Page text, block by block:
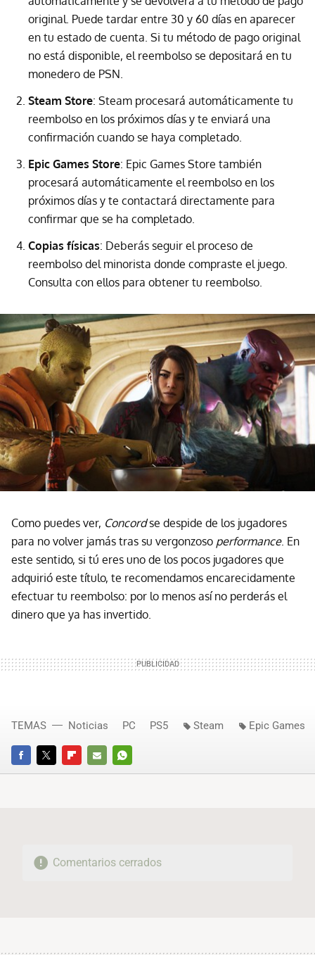
original. Puede tardar entre 30 y 60 días en aparecer
en tu estado de cuenta. Si tu método de pago original
no está disponible, el reembolso se depositará en tu
monedero de PSN.
Steam Store: Steam procesará automáticamente tu
reembolso en los próximos días y te enviará una
confirmación cuando se haya completado.
Epic Games Store: Epic Games Store también
procesará automáticamente el reembolso en los
próximos días y te contactará directamente para
confirmar que se ha completado.
Copias físicas: Deberás seguir el proceso de
reembolso del minorista donde compraste el juego.
Consulta con ellos para obtener tu reembolso.
Como puedes ver, Concordse despide de los jugadores
para no volver jamás tras su vergonzoso performance. En
este sentido, si tú eres uno de los pocos jugadores que
adquirió este título, te recomendamos encarecidamente
efectuar tu reembolso: por lo menos así no perderás el
dinero que ya has invertido.
FACEBOOKTWITTERFLIPBOARD
E-
WHATSAPP
TEMAS Noticias PC PS5 Steam Epic Games
Comentarios cerrados